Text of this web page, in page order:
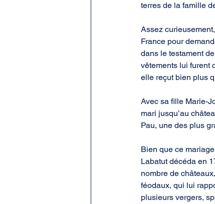
terres de la famille
Assez
France pour
dans le testament
vêtements lui furent
elle reçut bien plus
Avec sa fille Marie-
mari jusqu’au
Pau, une des plus
Bien que ce
Labatut décéda en
nombre de
féodaux, qui lui
plusieurs vergers,